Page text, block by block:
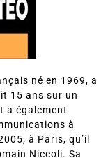
né en 1969, a
15 ans sur un
a également
à
à Paris, qu’il
Niccoli. Sa